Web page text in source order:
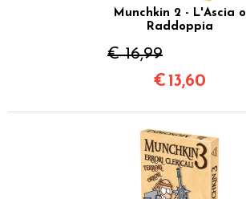
Munchkin 2 - L'Ascia o
Raddoppia
€ 16,99
€ 13,60